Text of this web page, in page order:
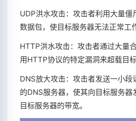
UDP洪水攻击：攻击者利用大量僵
数据包，使目标服务器无法正常工
HTTP洪水攻击：攻击者通过大量
用HTTP协议的特定漏洞来超载目标
DNS放大攻击：攻击者发送一小段
的DNS服务器，使其向目标服务器
目标服务器的带宽。